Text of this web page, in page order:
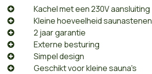
​Kachel met een 230V aansluiting
​Kleine hoeveelheid saunastenen
​2 jaar garantie
​Externe besturing
​Simpel design
​Geschikt voor kleine sauna's